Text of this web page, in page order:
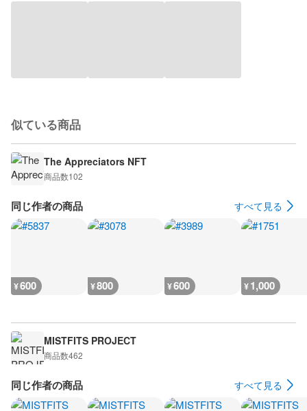
似ている商品
The Appreciators NFT
商品数102
同じ作者の商品 すべて見る
¥600 ¥800 ¥600 ¥1,000
MISTFITS PROJECT
商品数462
同じ作者の商品 すべて見る